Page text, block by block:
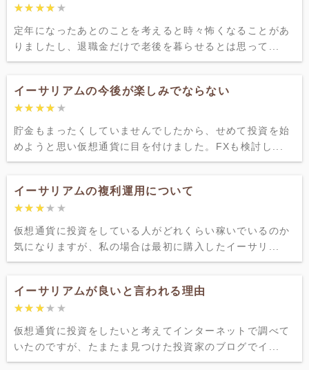
★★★★★
★★★★★
定年になったあとのことを考えると時々怖くなることがあ
りましたし、退職金だけで老後を暮らせるとは思って...
イーサリアムの今後が楽しみでならない
★★★★★
★★★★★
貯金もまったくしていませんでしたから、せめて投資を始
めようと思い仮想通貨に目を付けました。FXも検討し...
イーサリアムの複利運用について
★★★★★
★★★★★
仮想通貨に投資をしている人がどれくらい稼いでいるのか
気になりますが、私の場合は最初に購入したイーサリ...
イーサリアムが良いと言われる理由
★★★★★
★★★★★
仮想通貨に投資をしたいと考えてインターネットで調べて
いたのですが、たまたま見つけた投資家のブログでイ...